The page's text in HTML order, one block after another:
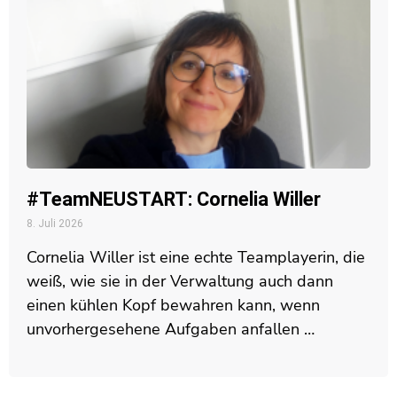
#TeamNEUSTART: Cornelia Willer
8. Juli 2026
Cornelia Willer ist eine echte Teamplayerin, die
weiß, wie sie in der Verwaltung auch dann
einen kühlen Kopf bewahren kann, wenn
unvorhergesehene Aufgaben anfallen …